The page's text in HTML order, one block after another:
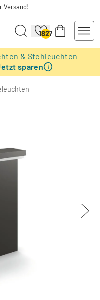
Versand!
1827
& Stehleuchten
sparen